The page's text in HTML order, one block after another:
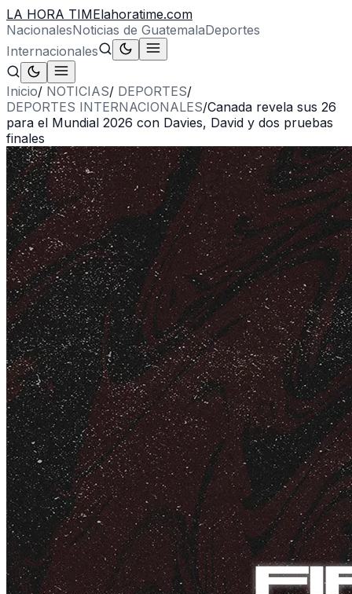
LA HORA TIMElahoratime.com
NacionalesNoticias de GuatemalaDeportes
Internacionales
Inicio/ NOTICIAS/ DEPORTES/
DEPORTES INTERNACIONALES/Canada revela sus 26
para el Mundial 2026 con Davies, David y dos pruebas
finales